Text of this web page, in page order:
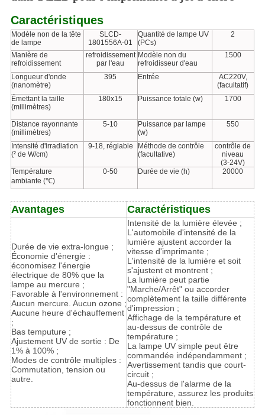
Caractéristiques
Modèle non de la tête
de lampe
SLCD-
1801556A-01
Quantité de lampe UV
(PCs)
2
Manière de
refroidissement
refroidissement
par l'eau
Modèle non du
refroidisseur d'eau
1500
Longueur d'onde
(nanomètre)
395 Entrée
AC220V,
(facultatif)
Émettant la taille
(millimètres)
180x15 Puissance totale (w) 1700
Distance rayonnante
(millimètres)
5-10
Puissance par lampe
(w)
550
Intensité d'irradiation
(² de W/cm)
9-18, réglable
Méthode de contrôle
(facultative)
contrôle de
niveau
(3-24V)
Température
ambiante (℃)
0-50 Durée de vie (h) 20000
Avantages Caractéristiques
Durée de vie extra-longue ;
Économie d'énergie :
économisez l'énergie
électrique de 80% que la
lampe au mercure ;
Favorable à l'environnement :
Aucun mercure. Aucun ozone ;
Aucune heure d'échauffement
;
Bas temputure ;
Ajustement UV de sortie : De
1% à 100% ;
Modes de contrôle multiples :
Commutation, tension ou
autre.
Intensité de la lumière élevée ;
L'automobile d'intensité de la
lumière ajustent accorder la
vitesse d'imprimante ;
L'intensité de la lumière et soit
s'ajustent et montrent ;
La lumière peut partie
"Marche/Arrêt" ou accorder
complètement la taille différente
d'impression ;
Affichage de la température et
au-dessus de contrôle de
température ;
La lampe UV simple peut être
commandée indépendamment ;
Avertissement tandis que court-
circuit ;
Au-dessus de l'alarme de la
température, assurez les produits
fonctionnent bien.